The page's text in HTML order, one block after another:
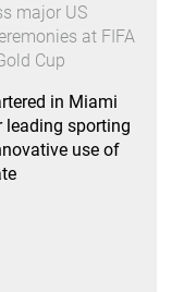
major US
at FIFA
Cup
in Miami
leading sporting
use of